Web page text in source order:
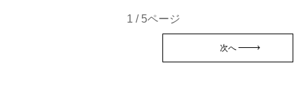
1 / 5ページ
次へ